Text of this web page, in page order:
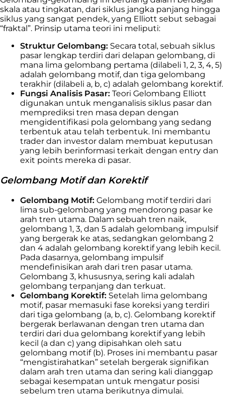
skala atau tingkatan, dari siklus jangka panjang hingga
siklus yang sangat pendek, yang Elliott sebut sebagai
“fraktal”. Prinsip utama teori ini meliputi:
Struktur Gelombang: Secara total, sebuah siklus
pasar lengkap terdiri dari delapan gelombang, di
mana lima gelombang pertama (dilabeli 1, 2, 3, 4, 5)
adalah gelombang motif, dan tiga gelombang
terakhir (dilabeli a, b, c) adalah gelombang korektif.
Fungsi Analisis Pasar: Teori Gelombang Elliott
digunakan untuk menganalisis siklus pasar dan
memprediksi tren masa depan dengan
mengidentifikasi pola gelombang yang sedang
terbentuk atau telah terbentuk. Ini membantu
trader dan investor dalam membuat keputusan
yang lebih berinformasi terkait dengan entry dan
exit points mereka di pasar.
Gelombang Motif dan Korektif
Gelombang Motif: Gelombang motif terdiri dari
lima sub-gelombang yang mendorong pasar ke
arah tren utama. Dalam sebuah tren naik,
gelombang 1, 3, dan 5 adalah gelombang impulsif
yang bergerak ke atas, sedangkan gelombang 2
dan 4 adalah gelombang korektif yang lebih kecil.
Pada dasarnya, gelombang impulsif
mendefinisikan arah dari tren pasar utama.
Gelombang 3, khususnya, sering kali adalah
gelombang terpanjang dan terkuat.
Gelombang Korektif: Setelah lima gelombang
motif, pasar memasuki fase koreksi yang terdiri
dari tiga gelombang (a, b, c). Gelombang korektif
bergerak berlawanan dengan tren utama dan
terdiri dari dua gelombang korektif yang lebih
kecil (a dan c) yang dipisahkan oleh satu
gelombang motif (b). Proses ini membantu pasar
“mengistirahatkan” setelah bergerak signifikan
dalam arah tren utama dan sering kali dianggap
sebagai kesempatan untuk mengatur posisi
sebelum tren utama berikutnya dimulai.